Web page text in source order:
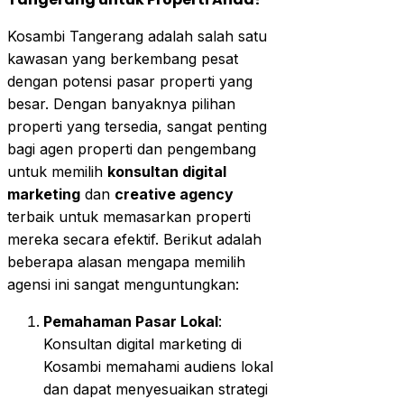
Kosambi Tangerang adalah salah satu
kawasan yang berkembang pesat
dengan potensi pasar properti yang
besar. Dengan banyaknya pilihan
properti yang tersedia, sangat penting
bagi agen properti dan pengembang
untuk memilih konsultan digital
marketing dan creative agency
terbaik untuk memasarkan properti
mereka secara efektif. Berikut adalah
beberapa alasan mengapa memilih
agensi ini sangat menguntungkan:
Pemahaman Pasar Lokal:
Konsultan digital marketing di
Kosambi memahami audiens lokal
dan dapat menyesuaikan strategi